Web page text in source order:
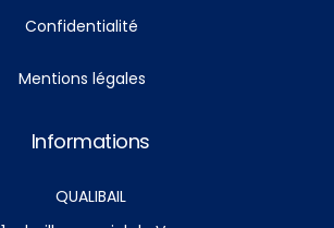
Confidentialité
Mentions légales
Informations
QUALIBAIL